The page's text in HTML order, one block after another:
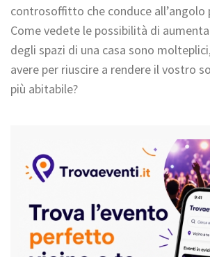
controsoffitto che conduce all’angolo
Come vedete le possibilità di
degli spazi di una casa sono
avere per riuscire a rendere il vostro
più abitabile?